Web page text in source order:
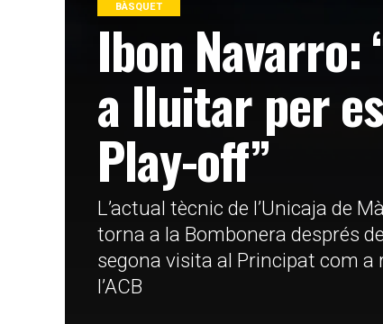
BÀSQUET
Ibon Navarro:
a lluitar per
Play-off”
L’actual tècnic de l’Unicaja de
torna a la Bombonera després
segona visita al Principat com a
l’ACB